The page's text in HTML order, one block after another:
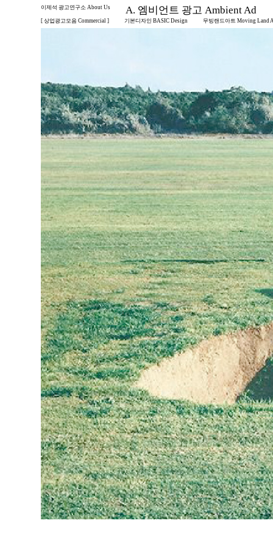
이제석 광고연구소 About Us A. 엠비언트 광고 Ambient Ad
[ 상업광고모음 Commercial ] 기본디자인 BASIC Design 무빙랜드아트 Moving Land